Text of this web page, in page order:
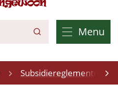
Zoeken Menu
Subsidiereglementen